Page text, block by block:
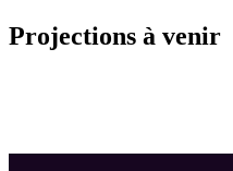
Projections à venir